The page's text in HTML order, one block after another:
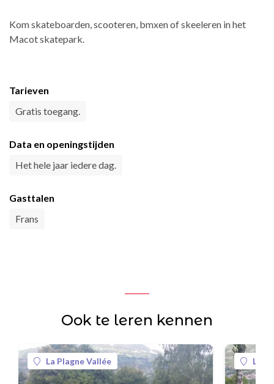
Kom skateboarden, scooteren, bmxen of skeeleren in het
Macot skatepark.
Tarieven
Gratis toegang.
Data en openingstijden
Het hele jaar iedere dag.
Gasttalen
Frans
Ook te leren kennen
La Plagne Vallée La